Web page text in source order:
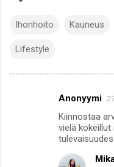
Ihonhoito Kauneus
Lifestyle
Anonyymi
Kiinnostaa
vielä